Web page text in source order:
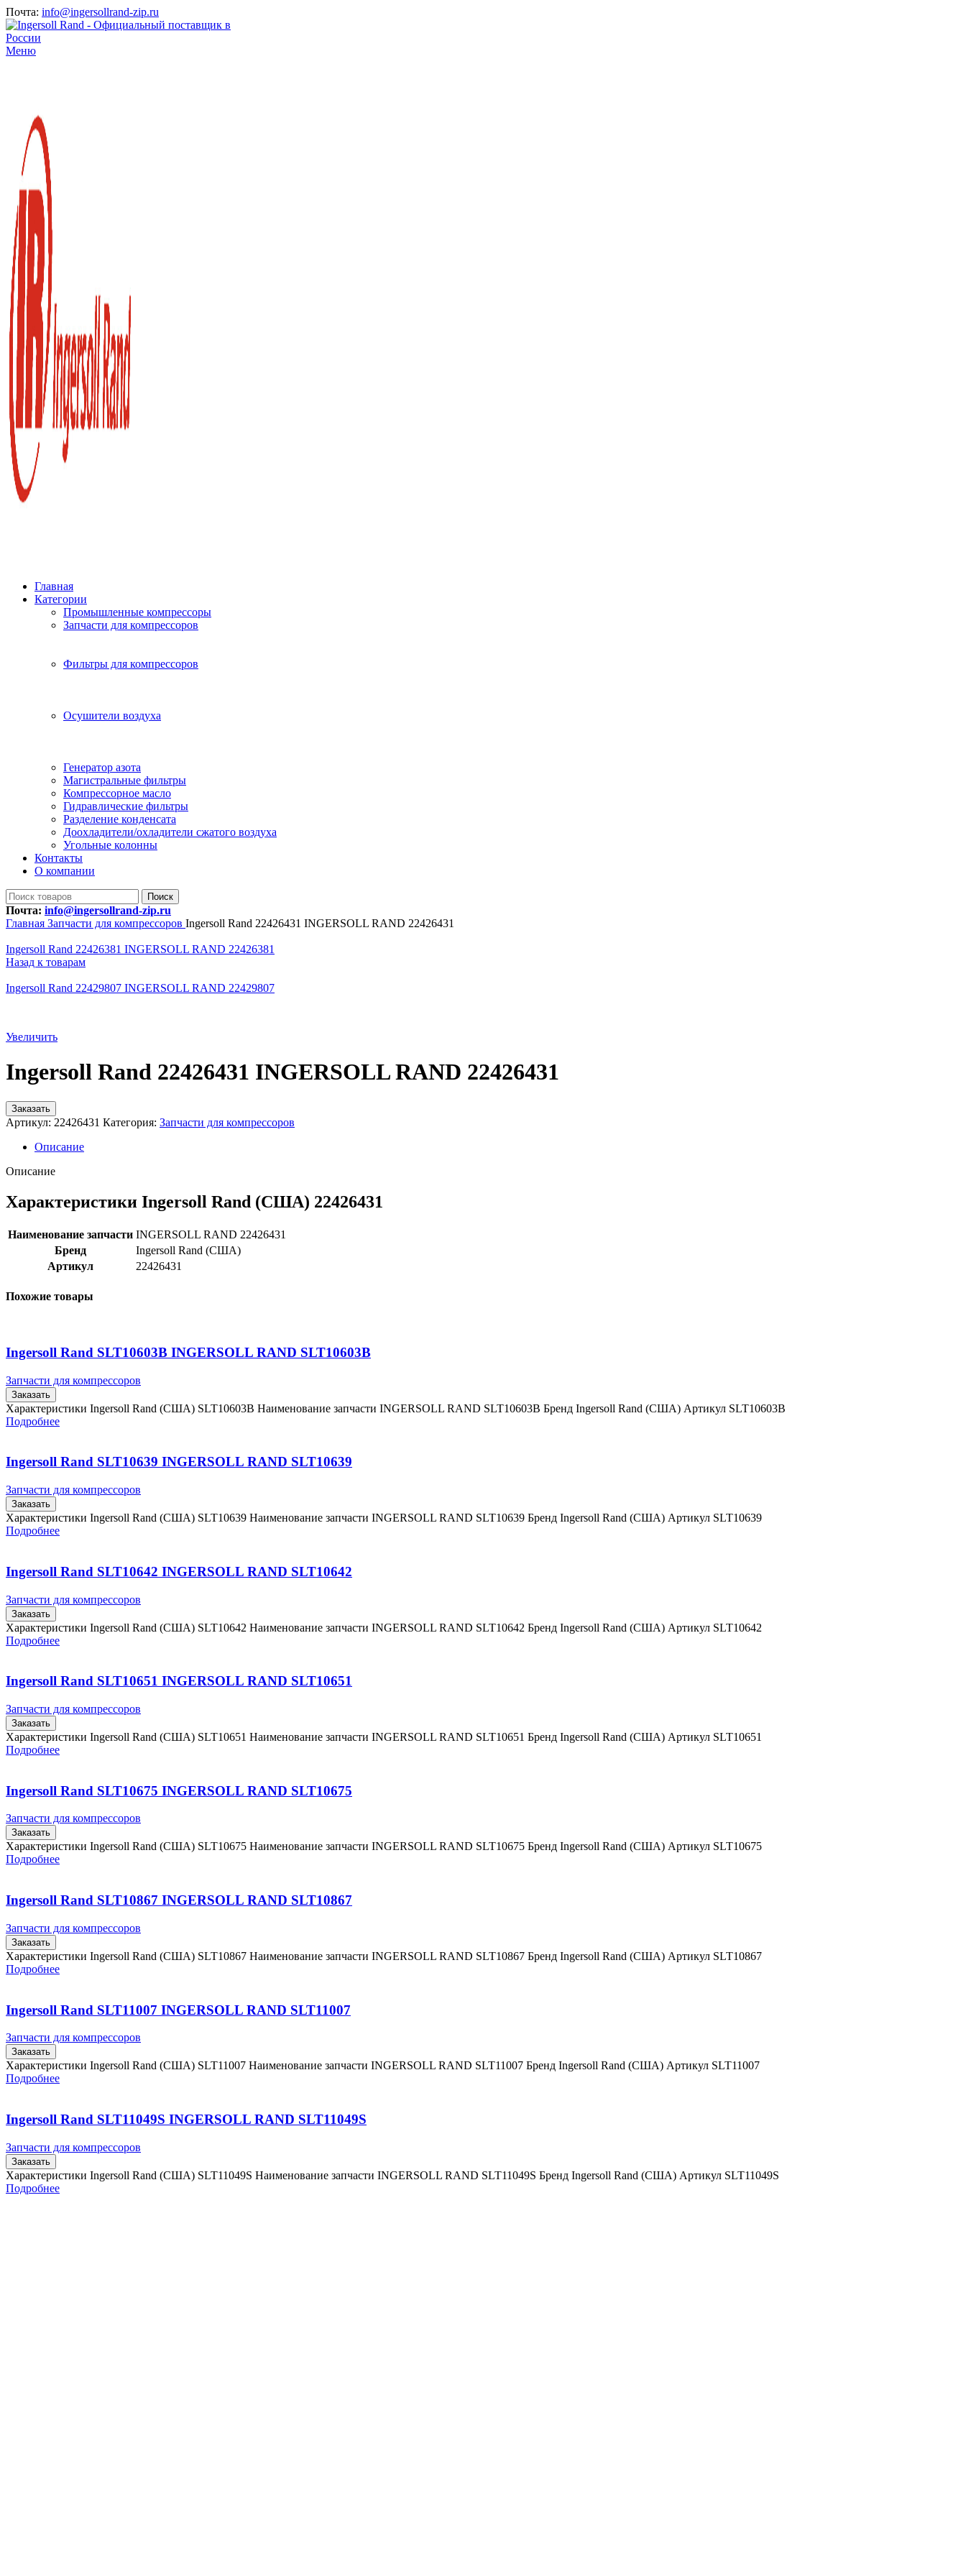
Почта: info@ingersollrand-zip.ru
Меню
Главная
Категории
Промышленные компрессоры
Запчасти для компрессоров
Фильтры для компрессоров
Осушители воздуха
Генератор азота
Магистральные фильтры
Компрессорное масло
Гидравлические фильтры
Разделение конденсата
Доохладители/охладители сжатого воздуха
Угольные колонны
Контакты
О компании
Поиск
Почта: info@ingersollrand-zip.ru
Главная Запчасти для компрессоров Ingersoll Rand 22426431 INGERSOLL RAND 22426431
Ingersoll Rand 22426381 INGERSOLL RAND 22426381
Назад к товарам
Ingersoll Rand 22429807 INGERSOLL RAND 22429807
Увеличить
Ingersoll Rand 22426431 INGERSOLL RAND 22426431
Заказать
Артикул: 22426431 Категория: Запчасти для компрессоров
Описание
Описание
Характеристики Ingersoll Rand (США) 22426431
Наименование запчасти INGERSOLL RAND 22426431
Бренд
Ingersoll Rand (США)
Артикул
22426431
Похожие товары
Ingersoll Rand SLT10603B INGERSOLL RAND SLT10603B
Запчасти для компрессоров
Заказать
Характеристики Ingersoll Rand (США) SLT10603B Наименование запчасти INGERSOLL RAND SLT10603B Бренд Ingersoll Rand (США) Артикул SLT10603B
Подробнее
Ingersoll Rand SLT10639 INGERSOLL RAND SLT10639
Запчасти для компрессоров
Заказать
Характеристики Ingersoll Rand (США) SLT10639 Наименование запчасти INGERSOLL RAND SLT10639 Бренд Ingersoll Rand (США) Артикул SLT10639
Подробнее
Ingersoll Rand SLT10642 INGERSOLL RAND SLT10642
Запчасти для компрессоров
Заказать
Характеристики Ingersoll Rand (США) SLT10642 Наименование запчасти INGERSOLL RAND SLT10642 Бренд Ingersoll Rand (США) Артикул SLT10642
Подробнее
Ingersoll Rand SLT10651 INGERSOLL RAND SLT10651
Запчасти для компрессоров
Заказать
Характеристики Ingersoll Rand (США) SLT10651 Наименование запчасти INGERSOLL RAND SLT10651 Бренд Ingersoll Rand (США) Артикул SLT10651
Подробнее
Ingersoll Rand SLT10675 INGERSOLL RAND SLT10675
Запчасти для компрессоров
Заказать
Характеристики Ingersoll Rand (США) SLT10675 Наименование запчасти INGERSOLL RAND SLT10675 Бренд Ingersoll Rand (США) Артикул SLT10675
Подробнее
Ingersoll Rand SLT10867 INGERSOLL RAND SLT10867
Запчасти для компрессоров
Заказать
Характеристики Ingersoll Rand (США) SLT10867 Наименование запчасти INGERSOLL RAND SLT10867 Бренд Ingersoll Rand (США) Артикул SLT10867
Подробнее
Ingersoll Rand SLT11007 INGERSOLL RAND SLT11007
Запчасти для компрессоров
Заказать
Характеристики Ingersoll Rand (США) SLT11007 Наименование запчасти INGERSOLL RAND SLT11007 Бренд Ingersoll Rand (США) Артикул SLT11007
Подробнее
Ingersoll Rand SLT11049S INGERSOLL RAND SLT11049S
Запчасти для компрессоров
Заказать
Характеристики Ingersoll Rand (США) SLT11049S Наименование запчасти INGERSOLL RAND SLT11049S Бренд Ingersoll Rand (США) Артикул SLT11049S
Подробнее